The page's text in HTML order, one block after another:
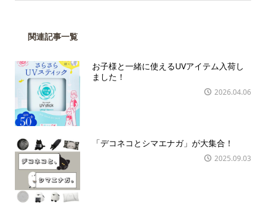
関連記事一覧
お子様と一緒に使えるUVアイテム入荷し
ました！
2026.04.06
「デコネコとシマエナガ」が大集合！
2025.09.03